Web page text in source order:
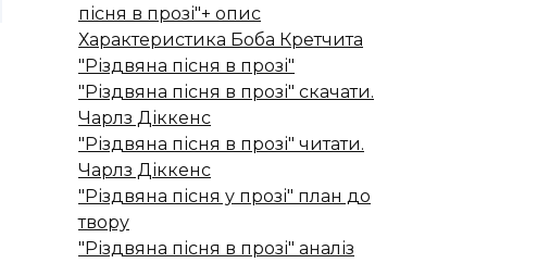
пісня в прозі"+ опис
Характеристика Боба Кретчита
"Різдвяна пісня в прозі"
"Різдвяна пісня в прозі" скачати.
Чарлз Діккенс
"Різдвяна пісня в прозі" читати.
Чарлз Діккенс
"Різдвяна пісня у прозі" план до
твору
"Різдвяна пісня в прозі" аналіз